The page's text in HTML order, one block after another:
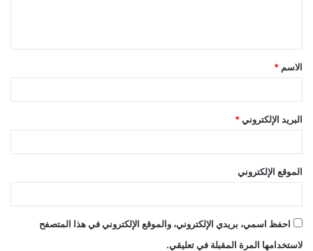
الاسم *
البريد الإلكتروني *
الموقع الإلكتروني
احفظ اسمي، بريدي الإلكتروني، والموقع الإلكتروني في هذا المتصفح
لاستخدامها المرة المقبلة في تعليقي.